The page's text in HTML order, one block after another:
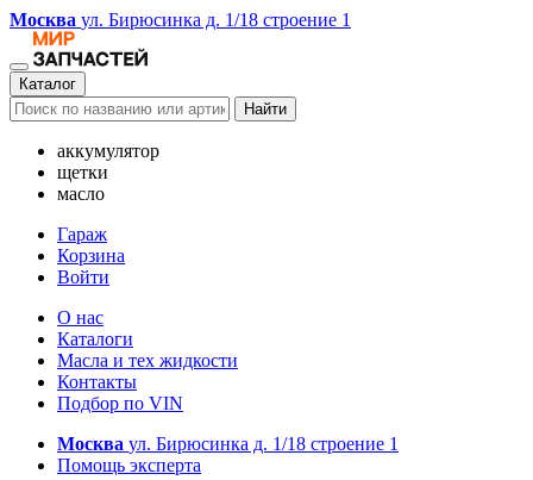
Москва ул. Бирюсинка д. 1/18 строение 1
Каталог
Найти
аккумулятор
щетки
масло
Гараж
Корзина
Войти
О нас
Каталоги
Масла и тех жидкости
Контакты
Подбор по VIN
Москва ул. Бирюсинка д. 1/18 строение 1
Помощь эксперта